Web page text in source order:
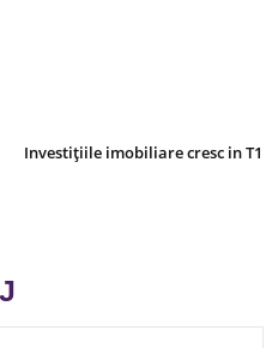
Investițiile imobiliare cresc in T1